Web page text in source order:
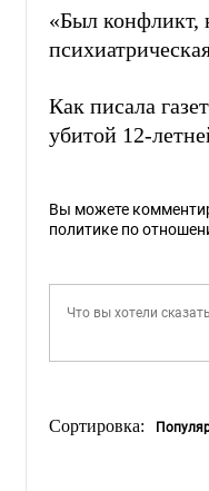
«Был конфликт,
Как писала
убитой 12-
Вы можете
политике по
Сортировка: